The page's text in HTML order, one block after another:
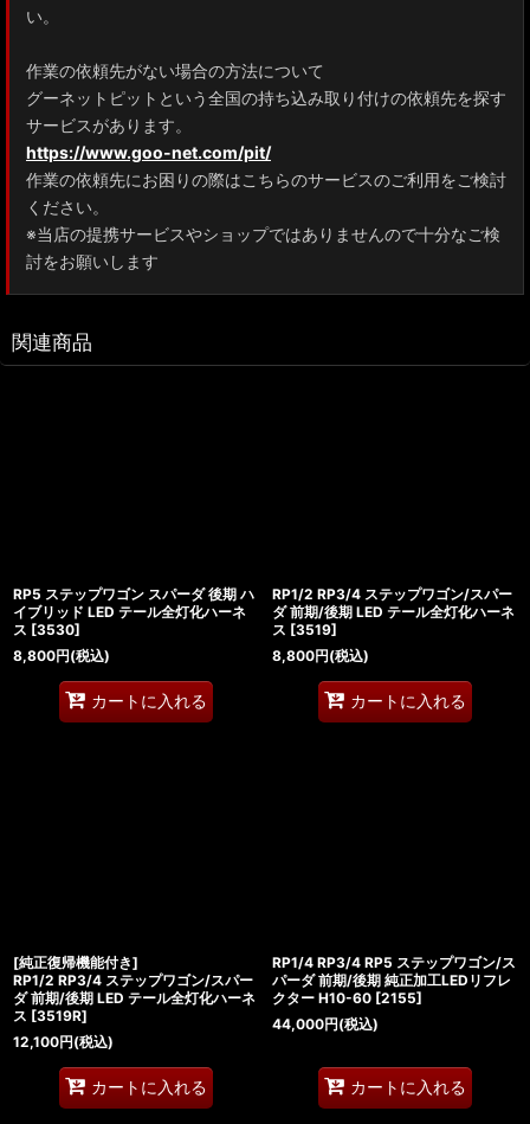
い。
作業の依頼先がない場合の方法について
グーネットピットという全国の持ち込み取り付けの依頼先を探す
サービスがあります。
https://www.goo-net.com/pit/
作業の依頼先にお困りの際はこちらのサービスのご利用をご検討
ください。
※当店の提携サービスやショップではありませんので十分なご検
討をお願いします
関連商品
RP5 ステップワゴン スパーダ 後期 ハ
イブリッド LED テール全灯化ハーネ
ス [3530]
8,800円(税込)
カートに入れる
RP1/2 RP3/4 ステップワゴン/スパー
ダ 前期/後期 LED テール全灯化ハーネ
ス [3519]
8,800円(税込)
カートに入れる
[純正復帰機能付き]
RP1/2 RP3/4 ステップワゴン/スパー
ダ 前期/後期 LED テール全灯化ハーネ
ス [3519R]
12,100円(税込)
カートに入れる
RP1/4 RP3/4 RP5 ステップワゴン/ス
パーダ 前期/後期 純正加工LEDリフレ
クター H10-60 [2155]
44,000円(税込)
カートに入れる